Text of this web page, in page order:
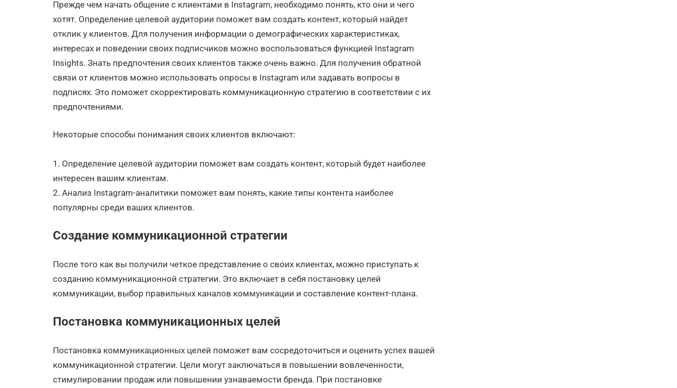
Прежде чем начать общение с клиентами в Instagram, необходимо понять, кто они и чего
хотят. Определение целевой аудитории поможет вам создать контент, который найдет
отклик у клиентов. Для получения информации о демографических характеристиках,
интересах и поведении своих подписчиков можно воспользоваться функцией Instagram
Insights. Знать предпочтения своих клиентов также очень важно. Для получения обратной
связи от клиентов можно использовать опросы в Instagram или задавать вопросы в
подписях. Это поможет скорректировать коммуникационную стратегию в соответствии с их
предпочтениями.
Некоторые способы понимания своих клиентов включают:
1. Определение целевой аудитории поможет вам создать контент, который будет наиболее
интересен вашим клиентам.
2. Анализ Instagram-аналитики поможет вам понять, какие типы контента наиболее
популярны среди ваших клиентов.
Создание коммуникационной стратегии
После того как вы получили четкое представление о своих клиентах, можно приступать к
созданию коммуникационной стратегии. Это включает в себя постановку целей
коммуникации, выбор правильных каналов коммуникации и составление контент-плана.
Постановка коммуникационных целей
Постановка коммуникационных целей поможет вам сосредоточиться и оценить успех вашей
коммуникационной стратегии. Цели могут заключаться в повышении вовлеченности,
стимулировании продаж или повышении узнаваемости бренда. При постановке